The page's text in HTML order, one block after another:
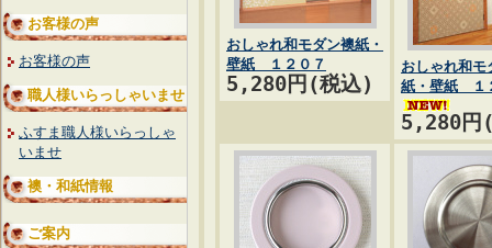
お客様の声
お客様の声
職人様いらっしゃいませ
ふすま職人様いらっしゃ
いませ
襖・和紙情報
ご案内
おしゃれ和モダン襖紙・
壁紙 １２０７
5,280円(税込)
おしゃれ和モ
紙・壁紙 １
5,280円